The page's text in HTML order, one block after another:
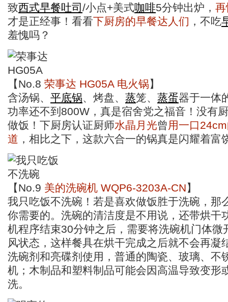
致西式早餐吐司 /小点+美式咖啡5分钟出炉，
才是正经事！看看下厨房的早餐达人们 ，不吃
羞愧吗？
【No.8 荣事达 HG05A 电火锅】
含汤锅、 平底锅、烤盘、 蒸笼、 蒸蛋器于一体
功率还不到800W，真是宿舍党之福音！没有
做饭！下厨房认证厨师水晶月光曾用一口
道 ，相比之下，这款六合一的锅真是闪耀着富
【No.9 美的洗碗机 WQP6-3203A-CN】
我只吃饭不洗碗！若是喜欢做饭胜于洗碗，那
你需要的。洗碗的清洁度是不用说，还带烘干
机程序结束30分钟之后，需要将洗碗机门体微
风状态，这样餐具在烘干完成之后就不会再凝
洗碗剂和亮碟剂使用，普通的陶瓷、玻璃、不
机；木制品和塑料制品可能会因高温导致变形
洗。